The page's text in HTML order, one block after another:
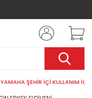
YAMAHA ŞEHİR İÇİ KULLANIM